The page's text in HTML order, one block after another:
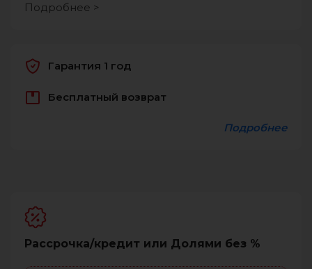
Подробнее >
Гарантия 1 год
Бесплатный возврат
Подробнее
Рассрочка/кредит или Долями без %